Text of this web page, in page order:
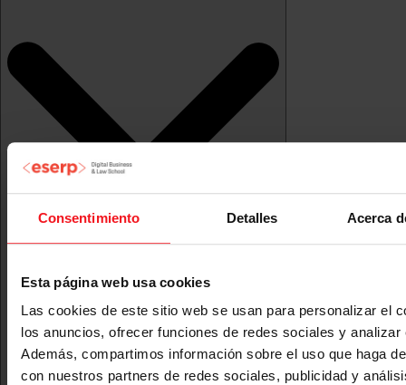
Consentimiento Detalles Acerca
Esta página web usa cookies
Las cookies de este sitio web se usan para personalizar el
los anuncios, ofrecer funciones de redes sociales y analizar
Además, compartimos información sobre el uso que haga
con nuestros partners de redes sociales, publicidad y